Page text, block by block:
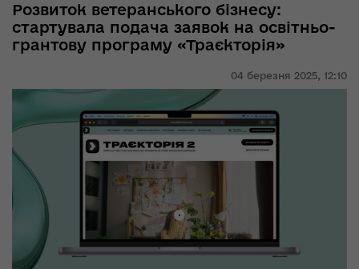
04 березня 2025, 12:10
Розвиток ветеранського бізнесу:
стартувала подача заявок на освітньо-
грантову програму «Траєкторія»